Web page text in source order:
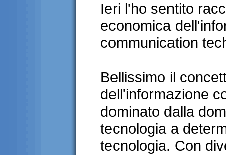
Ieri l'ho sentito
economica
communication
Bellissimo il
dell'informazione
dominato dalla
tecnologia a
tecnologia. Con